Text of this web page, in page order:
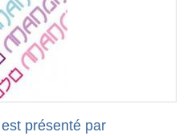
présenté par